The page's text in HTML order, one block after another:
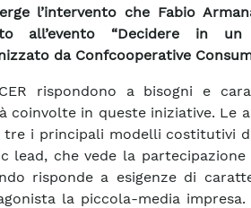
l’intervento che Fabio
all’evento “Decidere in
da Confcooperative
rispondono a bisogni e
coinvolte in queste iniziative. Le
tre i principali modelli costitutivi
lead, che vede la
risponde a esigenze di
la piccola-media